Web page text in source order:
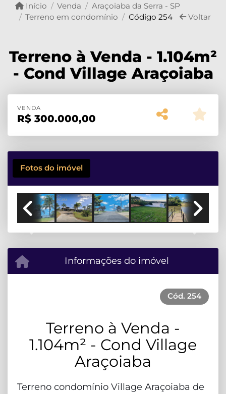
Início Venda
Araçoiaba da Serra - SP
Terreno em condomínio
Código 254 Voltar
Terreno à Venda - 1.104m²
- Cond Village Araçoiaba
VENDA
R$ 300.000,00
Fotos do imóvel
Informações do imóvel
Cód. 254
Terreno à Venda -
1.104m² - Cond Village
Araçoiaba
Terreno condomínio Village Araçoiaba de